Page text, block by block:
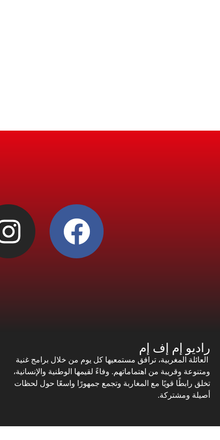
راديو إم إف إم
العائلة المغربية، ترافق مستمعيها كل يوم من خلال برامج غنية
ومتنوعة وقريبة من اهتماماتهم. وفاءً لقيمها الوطنية والإنسانية،
تخلق رابطًا قويًا مع المغاربة وتجمع جمهورًا واسعًا حول لحظات
أصيلة ومشتركة.